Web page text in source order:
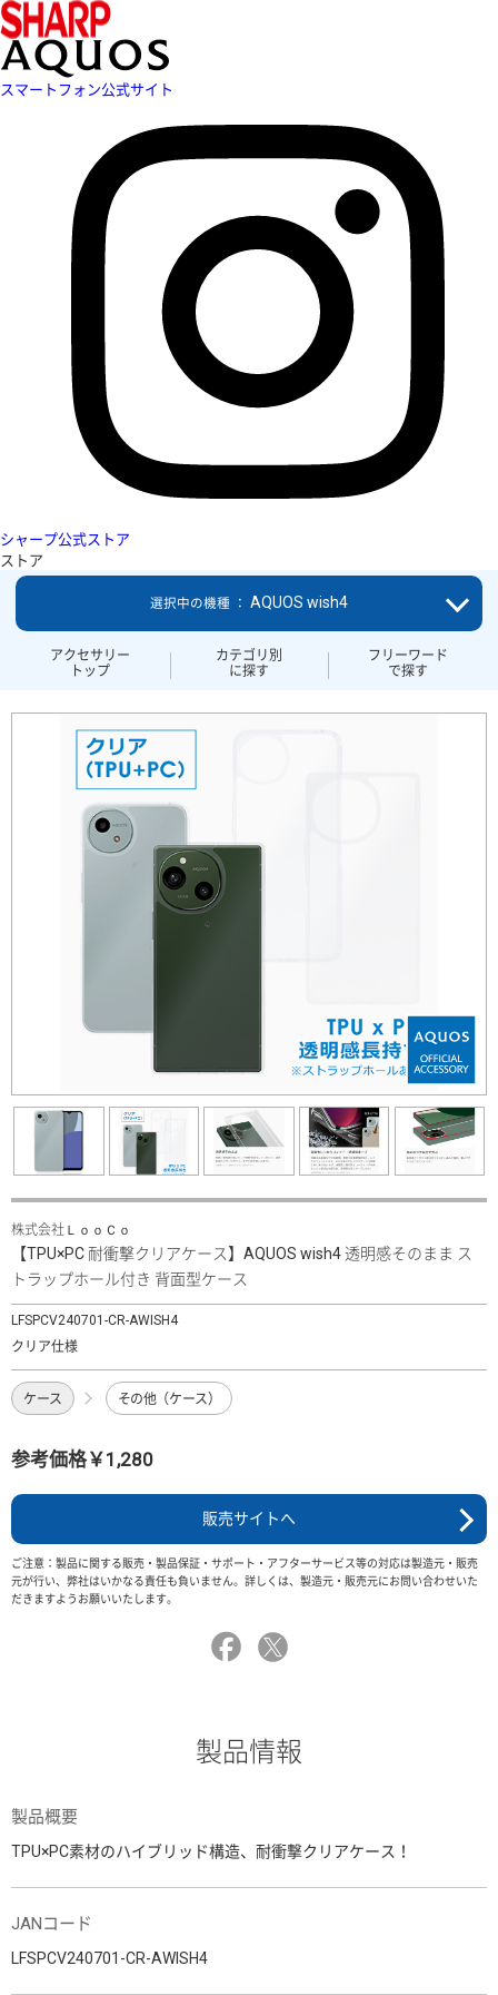
スマートフォン公式サイト
シャープ公式ストア
ストア
アクセサリー
トップ
カテゴリ別
に探す
フリーワード
で探す
選択中の機種 ： AQUOS wish4
株式会社ＬｏｏＣｏ
【TPU×PC 耐衝撃クリアケース】AQUOS wish4 透明感そのまま ス
トラップホール付き 背面型ケース
LFSPCV240701-CR-AWISH4
クリア仕様
ケース その他（ケース）
参考価格￥1,280
販売サイトへ
ご注意：製品に関する販売・製品保証・サポート・アフターサービス等の対応は製造元・販売
元が行い、弊社はいかなる責任も負いません。詳しくは、製造元・販売元にお問い合わせいた
だきますようお願いいたします。
製品情報
製品概要
TPU×PC素材のハイブリッド構造、耐衝撃クリアケース！
JANコード
LFSPCV240701-CR-AWISH4